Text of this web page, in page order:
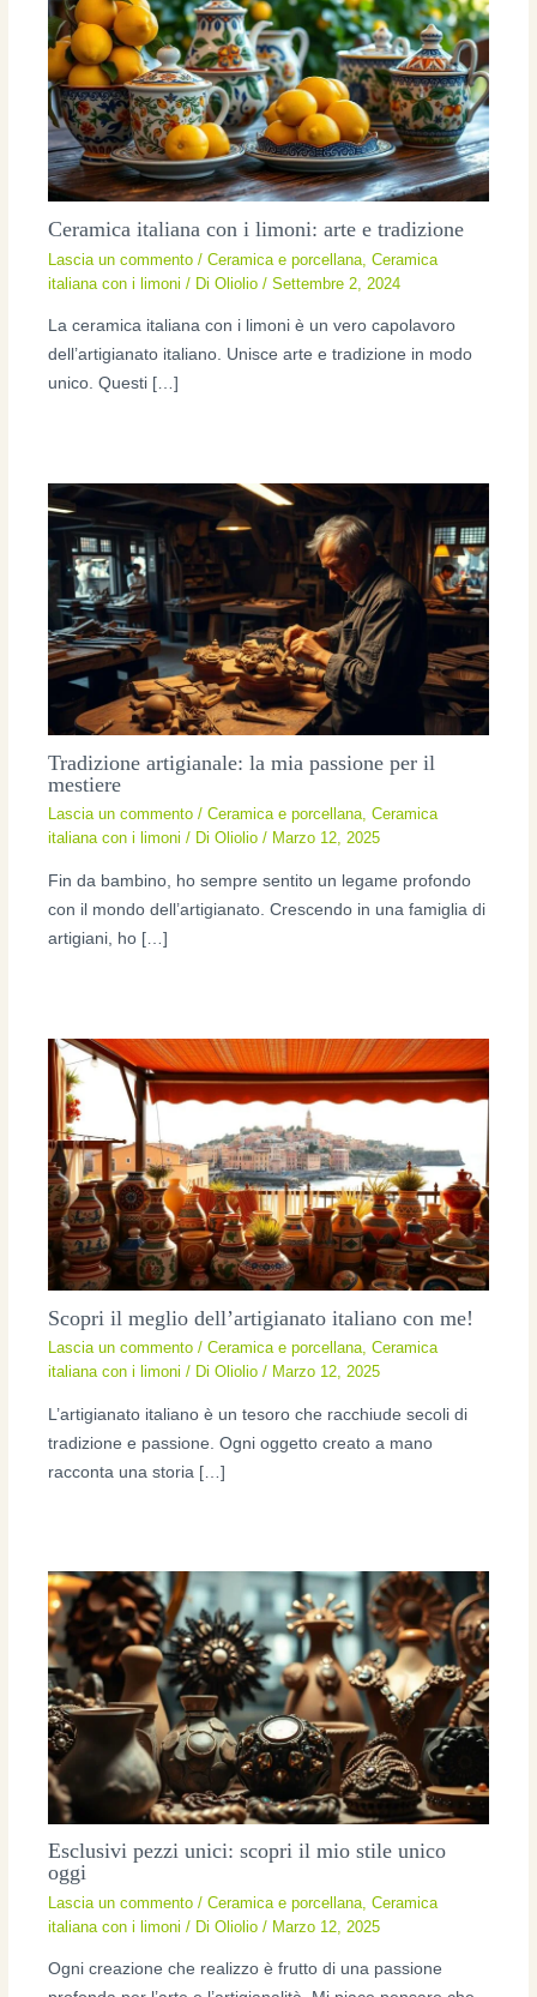
Ceramica italiana con i limoni: arte e tradizione
Lascia un commento /Ceramica e porcellana ,Ceramica
italiana con i limoni / Di Oliolio/Settembre 2, 2024
La ceramica italiana con i limoni è un vero capolavoro
dell’artigianato italiano. Unisce arte e tradizione in modo
unico. Questi […]
Tradizione artigianale: la mia passione per il
mestiere
Lascia un commento /Ceramica e porcellana,Ceramica
italiana con i limoni / Di Oliolio/ Marzo 12, 2025
Fin da bambino, ho sempre sentito un legame profondo
con il mondo dell’artigianato. Crescendo in una famiglia di
artigiani, ho […]
Scopri il meglio dell’artigianato italiano con me!
Lascia un commento /Ceramica e porcellana ,Ceramica
italiana con i limoni / Di Oliolio/ Marzo 12, 2025
L’artigianato italiano è un tesoro che racchiude secoli di
tradizione e passione. Ogni oggetto creato a mano
racconta una storia […]
Esclusivi pezzi unici: scopri il mio stile unico
oggi
Lascia un commento /Ceramica e porcellana ,Ceramica
italiana con i limoni / Di Oliolio/ Marzo 12, 2025
Ogni creazione che realizzo è frutto di una passione